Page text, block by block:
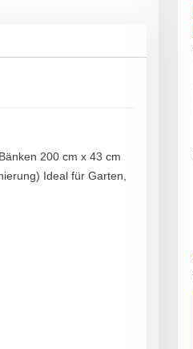
200 cm x 43 cm
Ideal für Garten,